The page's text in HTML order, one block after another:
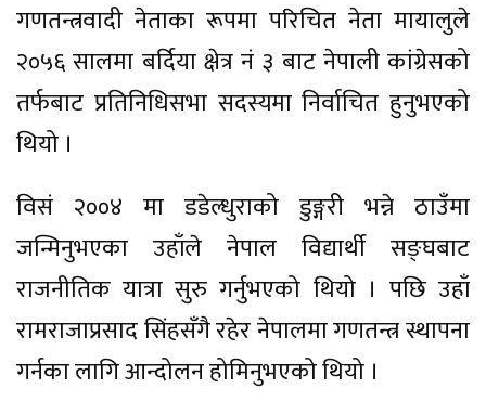
गणतन्त्रवादी नेताका रूपमा परिचित नेता मायालुले
२०५६ सालमा बर्दिया क्षेत्र नं ३ बाट नेपाली कांग्रेसको
तर्फबाट प्रतिनिधिसभा सदस्यमा निर्वाचित हुनुभएको
थियो ।
विसं २००४ मा डडेल्धुराको डुङ्गरी भन्ने ठाउँमा
जन्मिनुभएका उहाँले नेपाल विद्यार्थी सङ्घबाट
राजनीतिक यात्रा सुरु गर्नुभएको थियो । पछि उहाँ
रामराजाप्रसाद सिंहसँगै रहेर नेपालमा गणतन्त्र स्थापना
गर्नका लागि आन्दोलन होमिनुभएको थियो ।